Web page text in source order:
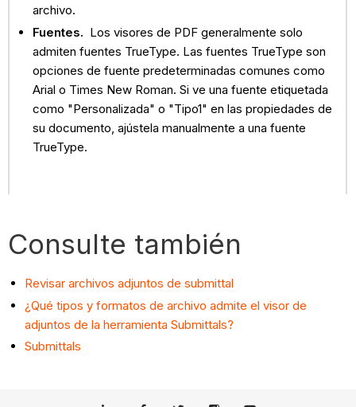
archivo.
Fuentes. Los visores de PDF generalmente solo
admiten fuentes TrueType. Las fuentes TrueType son
opciones de fuente predeterminadas comunes como
Arial o Times New Roman. Si ve una fuente etiquetada
como "Personalizada" o "Tipo1" en las propiedades de
su documento, ajústela manualmente a una fuente
TrueType.
Consulte también
Revisar archivos adjuntos de submittal
¿Qué tipos y formatos de archivo admite el visor de
adjuntos de la herramienta Submittals?
Submittals